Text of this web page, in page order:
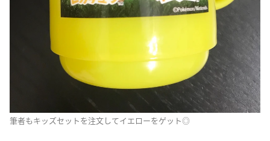
筆者もキッズセットを注文してイエローをゲット◎